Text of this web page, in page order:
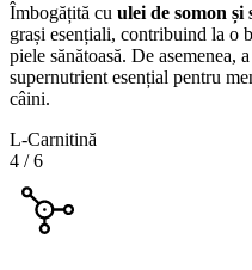
Îmbogățită cu ulei de somon și
grași esențiali, contribuind la o
piele sănătoasă. De asemenea,
supernutrient esențial pentru
câini.
L-Carnitină
4 /6